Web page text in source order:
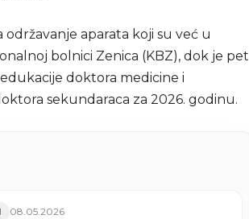
održavanje aparata koji su već u
bolnici Zenica (KBZ), dok je pet
doktora medicine i
sekundaraca za 2026. godinu.
08.05.2026